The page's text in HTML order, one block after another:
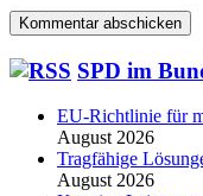
SPD im
EU-Richtlinie für
August 2026
Tragfähige
August 2026